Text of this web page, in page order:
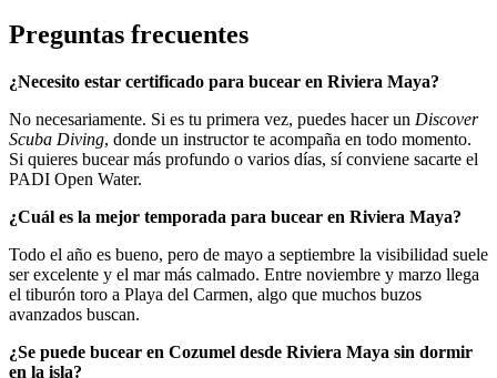
Preguntas frecuentes
¿Necesito estar certificado para bucear en Riviera Maya?
No necesariamente. Si es tu primera vez, puedes hacer un Discover
Scuba Diving, donde un instructor te acompaña en todo momento.
Si quieres bucear más profundo o varios días, sí conviene sacarte el
PADI Open Water.
¿Cuál es la mejor temporada para bucear en Riviera Maya?
Todo el año es bueno, pero de mayo a septiembre la visibilidad suele
ser excelente y el mar más calmado. Entre noviembre y marzo llega
el tiburón toro a Playa del Carmen, algo que muchos buzos
avanzados buscan.
¿Se puede bucear en Cozumel desde Riviera Maya sin dormir
en la isla?